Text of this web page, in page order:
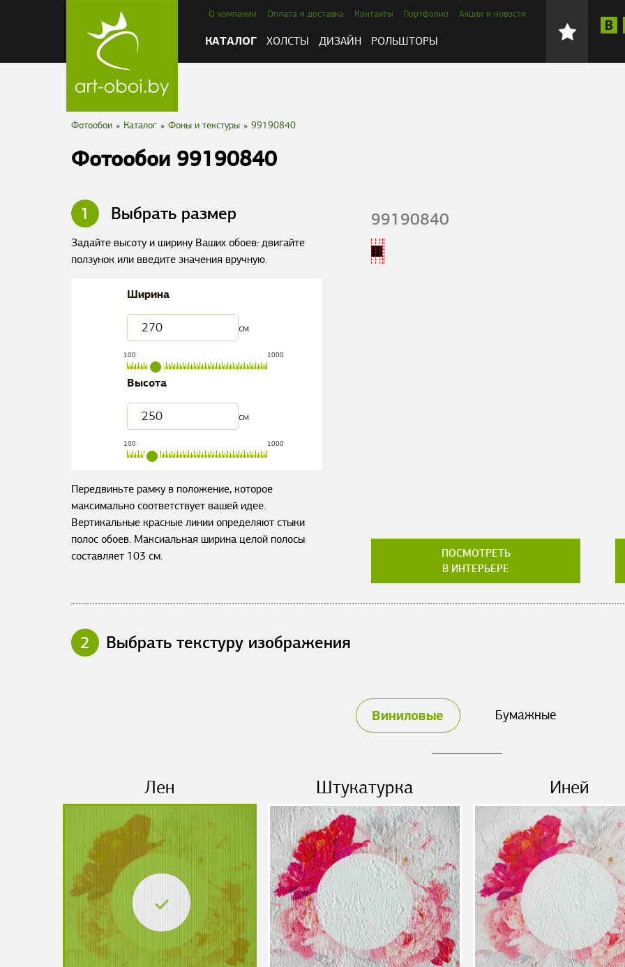
О компании Оплата и доставка Контакты Портфолио Акции и новости
КАТАЛОГ ХОЛСТЫ ДИЗАЙН РОЛЬШТОРЫ
Фотообои » Каталог » Фоны и текстуры » 99190840
Фотообои 99190840
1 Выбрать размер
Задайте высоту и ширину Ваших обоев: двигайте
ползунок или введите значения вручную.
Ширина
см
100 1000
Высота
см
100 1000
Передвиньте рамку в положение, которое
максимально соответствует вашей идее.
Вертикальные красные линии определяют стыки
полос обоев. Максиальная ширина целой полосы
составляет 103 см.
99190840
ПОСМОТРЕТЬ
В ИНТЕРЬЕРЕ
2 Выбрать текстуру изображения
Виниловые Бумажные
Лен Штукатурка Иней